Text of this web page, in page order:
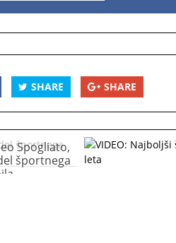
SHARE SHARE
Spogliato,
športnega